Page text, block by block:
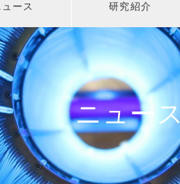
ュース 研究紹介
ニュース